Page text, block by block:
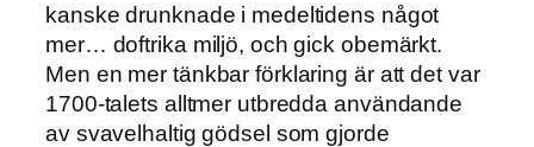
kanske drunknade i medeltidens något
mer… doftrika miljö, och gick obemärkt.
Men en mer tänkbar förklaring är att det var
1700-talets alltmer utbredda användande
av svavelhaltig gödsel som gjorde